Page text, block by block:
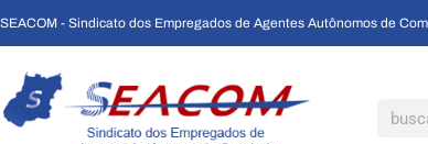
SEACOM - Sindicato dos Empregados de Agentes Autônomos de